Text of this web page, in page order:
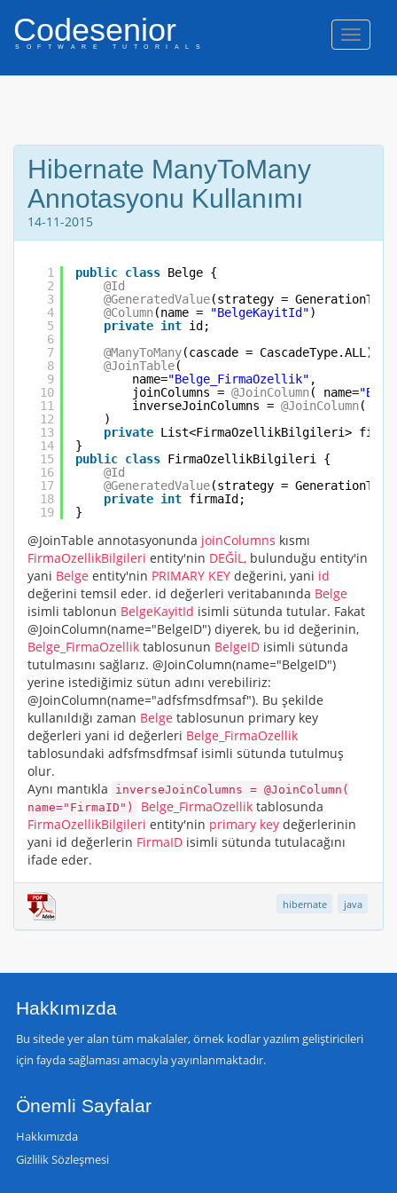
Codesenior
SOFTWARE TUTORIALS
Hibernate ManyToMany
Annotasyonu Kullanımı
14-11-2015
1
2
3
4
5
6
7
8
9
10
11
12
13
14
15
16
17
18
19
public class Belge {
@Id
@GeneratedValue(strategy =
@Column(name = "BelgeKayitId")
private int id;
@ManyToMany(cascade = CascadeType.ALL)
@JoinTable(
name="Belge_FirmaOzellik" ,
joinColumns = @JoinColumn( name=
inverseJoinColumns = @JoinColumn(
)
private List<FirmaOzellikBilgileri>
}
public class FirmaOzellikBilgileri {
@Id
@GeneratedValue(strategy =
private int firmaId;
}
@JoinTable annotasyonunda joinColumns kısmı
FirmaOzellikBilgileri entity'nin DEĞİL, bulunduğu entity'in
yani Belge entity'nin PRIMARY KEY değerini, yani id
değerini temsil eder. id değerleri veritabanında Belge
isimli tablonun BelgeKayitId isimli sütunda tutular. Fakat
@JoinColumn(name="BelgeID") diyerek, bu id değerinin,
Belge_FirmaOzellik tablosunun BelgeID isimli sütunda
tutulmasını sağlarız. @JoinColumn(name="BelgeID")
yerine istediğimiz sütun adını verebiliriz:
@JoinColumn(name="adfsfmsdfmsaf"). Bu şekilde
kullanıldığı zaman Belge tablosunun primary key
değerleri yani id değerleri Belge_FirmaOzellik
tablosundaki adfsfmsdfmsaf isimli sütunda tutulmuş
olur.
Aynı mantıkla
inverseJoinColumns = @JoinColumn(
name="FirmaID")
Belge_FirmaOzellik tablosunda
FirmaOzellikBilgileri entity'nin primary key değerlerinin
yani id değerlerin FirmaID isimli sütunda tutulacağını
ifade eder.
hibernate java
Hakkımızda
Bu sitede yer alan tüm makalaler, örnek kodlar yazılım geliştiricileri
için fayda sağlaması amacıyla yayınlanmaktadır.
Önemli Sayfalar
Hakkımızda
Gizlilik Sözleşmesi